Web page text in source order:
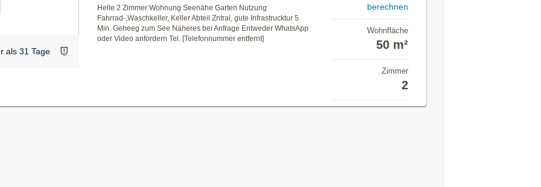
als 31 Tage
Helle 2 Zimmer Wohnung Seenähe Garten Nutzung
Fahrrad-,Waschkeller, Keller Abteil Zntral, gute Infrastrucktur 5
Min. Geheeg zum See Näheres bei Anfrage Entweder WhatsApp
oder Video anfordern Tel. [Telefonnummer entfernt]
berechnen
Wohnfläche
50 m²
Zimmer
2